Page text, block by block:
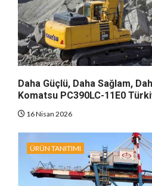
Daha Güçlü, Daha Sağlam,
Komatsu PC390LC-11E0
16 Nisan 2026
ÜRÜN TANITIMI